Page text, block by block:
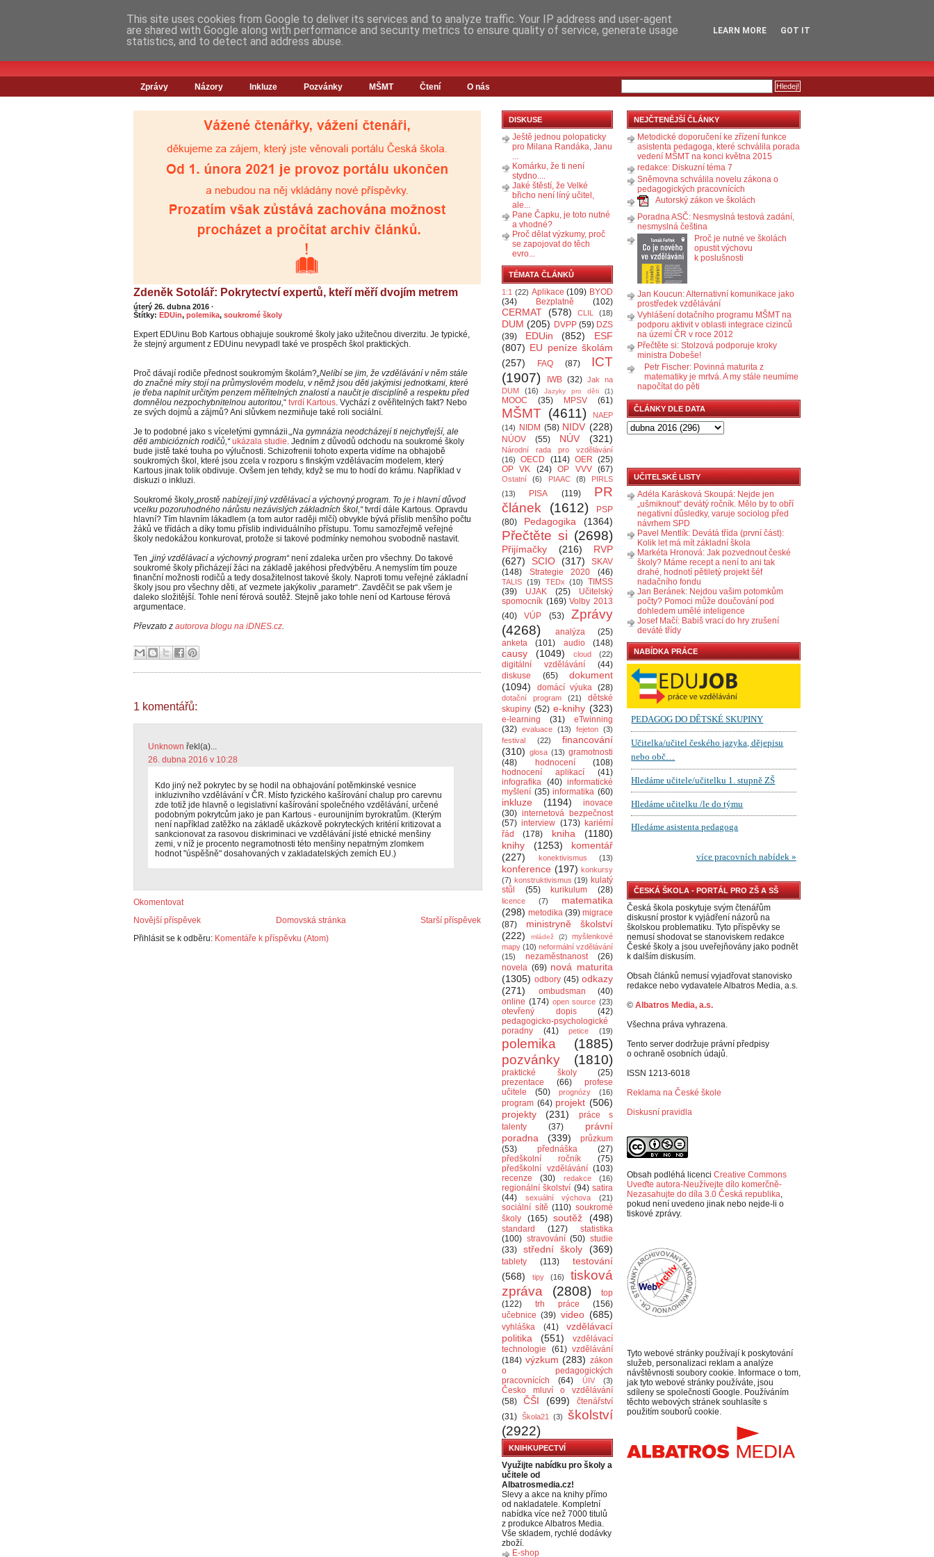
Zprávy Názory Inkluze Pozvánky MŠMT Čtení O nás
Zdeněk Sotolář: Pokrytectví expertů, kteří měří dvojím metrem
úterý 26. dubna 2016 ·
Štítky: EDUin, polemika, soukromé školy
Expert EDUinu Bob Kartous obhajuje soukromé školy jako užitečnou diverzitu. Je typické,
že stejný argument z EDUinu nevypadl také ve prospěch škol praktických.
Proč dávají rodiče přednost soukromým školám?„Nelíbí se jim, že vzdělávání v něm stále
do značné míry stojí na průmyslovém modelu, v němž jsou děti jakýmisi jednotkami, které
je třeba naplnit určitým penzem měřitelných znalostí a naučit je disciplíně a respektu před
domnělou nezpochybnitelnou autoritou,“ tvrdí Kartous. Vychází z ověřitelných fakt? Nebo
ze svých dojmů a zájmů? Ani slůvkem nezmiňuje také roli sociální.
Je to podobné jako s víceletými gymnázii.„Na gymnázia neodcházejí ti nejchytřejší, ale
děti ambiciózních rodičů,“ ukázala studie. Jedním z důvodů odchodu na soukromé školy
bude jistě také touha po výlučnosti. Schizofrenii tohoto experta vidíme na obhajobě
soukromých škol, které jsou zcela v rozporu s finským vzdělávacím modelem, který
Kartous jinak tolik obdivuje. Ovšem jen tehdy, když se mu to hodí do krámu. Například v
diskuzi o inkluzi.
Soukromé školy„prostě nabízejí jiný vzdělávací a výchovný program. To je i hlavní důvod
vcelku pozoruhodného nárůstu nezávislých základních škol,“tvrdí dále Kartous. Opravdu
hlavní? Tím hlavním lákadlem (a tom autor raději mlčí) obvykle bývá příslib menšího počtu
žáků ve třídách a díky tomu příslib individuálního přístupu. Tomu samozřejmě veřejné
školy nedokážou konkurovat, protože si takové podmínky nemohou svobodně nastavit.
Ten „jiný vzdělávací a výchovný program“není zdaleka určen pro všechny. Do takové
soukromé školy přicházejí žáci na základě jakéhosi předvýběru. A nemyslím tím pouze
finanční možnosti rodičů a tedy dosažitelnost takové školy. Naproti tomu veřejné základní
školy jsou pro všechny děti, ať vezmete jakýkoliv „parametr“. Zavděčit se pak všem je
daleko složitější. Tohle není férová soutěž. Stejně jako tohle není od Kartouse férová
argumentace.
Převzato z autorova blogu na iDNES.cz.
1 komentářů:
Unknown řekl(a)...
26. dubna 2016 v 10:28
Kdo jiný než pokrytec by se hodil na obhajování potěmkinské vesnice
inkluzivního vzdělávání v ČR. Místo fyzického kašírování chalup pro carevnu
zde totiž jde hlavně o legislativní kašírování společného vzdělávání, určené
podobným pokrytcům jako je pan Kartous - eurounijním byrokratům. (Kterým
není například zatěžko na základě ukázkově pokryteckých kritérií kritizovat a
sankcionovat za rasovou diskriminaci ve vzdělávání jisté etnické menšiny
zemi, v níž je procento negramotnosti této menšiny nepatrným zlomkem
hodnot "úspěšně" dosahovaných v zakladatelských zemích EU.)
Okomentovat
Novější příspěvek
Starší příspěvek
Domovská stránka
Přihlásit se k odběru: Komentáře k příspěvku (Atom)
DISKUSE
Ještě jednou polopaticky
pro Milana Randáka, Janu
...
Komárku, že ti není
stydno....
Jaké štěstí, že Velké
břicho není líný učitel,
ale...
Pane Čapku, je toto nutné
a vhodné?
Proč dělat výzkumy, proč
se zapojovat do těch
evro...
TÉMATA ČLÁNKŮ
1:1 (22) Aplikace (109) BYOD
(34)
Bezplatně (102)
CERMAT (578) CLIL (18)
DUM (205) DVPP (59) DZS
(39)
EDUin (852)
ESF
(807) EU peníze školám
(257)
FAQ (87)
ICT
(1907)
IWB (32) Jak na
DUM
(16) Jazyky pro děti (1)
MOOC (35) MPSV (61)
MŠMT (4611)
NAEP
(14)
NIDM (58) NIDV (228)
NÚOV (55) NÚV (321)
Národní rada pro vzdělávání
(16)
OECD (114) OER (25)
OP VK
(24) OP VVV (67)
Ostatní (6) PIAAC (8)
PIRLS
(13)
PISA (119)
PR
článek
(1612)
PSP
(80)
Pedagogika (1364)
Přečtěte si (2698)
Přijímačky (216)
RVP
(627)
SCIO (317)
SKAV
(148)
Strategie 2020 (46)
TALIS (19) TEDx (10)
TIMSS
(39)
UJAK (25)
Učitelský
spomocník (169) Volby 2013
(40)
VÚP (53)
Zprávy
(4268)
analýza
(25)
anketa
(101) audio (148)
causy (1049) cloud (22)
digitální vzdělávání
(44)
diskuse
(65)
dokument
(1094)
domácí výuka (28)
dotační program (21)
dětské
skupiny (52) e-knihy (323)
e-learning (31)
eTwinning
(32) evaluace (13) fejeton (3)
festival
(22)
financování
(310) glosa (13) gramotnosti
(48)
hodnocení
(108)
hodnocení aplikací
(41)
infografika (40) informatické
myšlení (35) informatika (60)
inkluze (1194)
inovace
(30) internetová bezpečnost
(57) interview (173) kariérní
řád
(178) kniha
(1180)
knihy
(1253)
komentář
(227)
konektivismus (13)
konference (197) konkursy
(7) konstruktivismus (19) kulatý
stůl
(55) kurikulum (28)
licence (7)
matematika
(298) metodika (39) migrace
(87)
ministryně školství
(222)
mládež (2)
myšlenkové
mapy (10) neformální vzdělávání
(15)
nezaměstnanost
(26)
novela (69) nová maturita
(1305) odbory (45) odkazy
(271)
ombudsman
(40)
online (174) open source (23)
otevřený dopis
(42)
pedagogicko-psychologické
poradny
(41) petice (19)
polemika
(1885)
pozvánky
(1810)
praktické školy
(25)
prezentace
(66)
profese
učitele
(50) prognózy (16)
program (64) projekt (506)
projekty
(231)
práce s
talenty
(37)
právní
poradna
(339)
průzkum
(53)
přednáška
(27)
předškolní ročník
(75)
předškolní vzdělávání (103)
recenze
(30) redakce (16)
regionální školství (94) satira
(44)
sexuální výchova (21)
sociální sítě (110) soukromé
školy
(165) soutěž (498)
standard (127)
statistika
(100) stravování (50) studie
(33)
střední školy (369)
tablety (113)
testování
(568)
tipy (16)
tisková
zpráva
(2808)
top
(122)
trh práce
(156)
učebnice (39) video (685)
vyhláška (41)
vzdělávací
politika
(551)
vzdělávací
technologie
(61) vzdělávání
(184) výzkum (283) zákon
o pedagogických
pracovnících
(64) ÚIV (3)
Česko mluví o vzdělávání
(58)
ČŠI (699)
čtenářství
(31) Škola21 (3)
školství
(2922)
KNIHKUPECTVÍ
Využijte nabídku pro školy a
učitele od
Albatrosmedia.cz!
Slevy a akce na knihy přímo
od nakladatele. Kompletní
nabídka více než 7000 titulů
z produkce Albatros Media.
Vše skladem, rychlé dodávky
zboží.
E-shop
NEJČTENĚJŠÍ ČLÁNKY
Metodické doporučení ke zřízení funkce
asistenta pedagoga, které schválila porada
vedení MŠMT na konci května 2015
redakce: Diskuzní téma 7
Sněmovna schválila novelu zákona o
pedagogických pracovnících
Autorský zákon ve školách
Poradna ASČ: Nesmyslná testová zadání,
nesmyslná čeština
Proč je nutné ve školách
opustit výchovu
k poslušnosti
Jan Koucun: Alternativní komunikace jako
prostředek vzdělávání
Vyhlášení dotačního programu MŠMT na
podporu aktivit v oblasti integrace cizinců
na území ČR v roce 2012
Přečtěte si: Stolzová podporuje kroky
ministra Dobeše!
Petr Fischer: Povinná maturita z
matematiky je mrtvá. A my stále neumíme
napočítat do pěti
ČLÁNKY DLE DATA
UČITELSKÉ LISTY
Adéla Karásková Skoupá: Nejde jen
„ušmiknout“ devátý ročník. Mělo by to obří
negativní důsledky, varuje sociolog před
návrhem SPD
Pavel Mentlík: Devátá třída (první část):
Kolik let má mít základní škola
Markéta Hronová: Jak pozvednout české
školy? Máme recept a není to ani tak
drahé, hodnotí pětiletý projekt šéf
nadačního fondu
Jan Beránek: Nejdou vašim potomkům
počty? Pomoci může doučování pod
dohledem umělé inteligence
Josef Mačí: Babiš vrací do hry zrušení
deváté třídy
NABÍDKA PRÁCE
ČESKÁ ŠKOLA - PORTÁL PRO ZŠ A SŠ
Česká škola poskytuje svým čtenářům
diskusní prostor k vyjádření názorů na
školskou problematiku. Tyto příspěvky se
nemusí shodovat se stanoviskem redakce
České školy a jsou uveřejňovány jako podnět
k dalším diskusím.
Obsah článků nemusí vyjadřovat stanovisko
redakce nebo vydavatele Albatros Media, a.s.
© Albatros Media, a.s.
Všechna práva vyhrazena.
Tento server dodržuje právní předpisy
o ochraně osobních údajů.
ISSN 1213-6018
Reklama na České škole
Diskusní pravidla
Obsah podléhá licenci Creative Commons
Uveďte autora-Neužívejte dílo komerčně-
Nezasahujte do díla 3.0 Česká republika,
pokud není uvedeno jinak nebo nejde-li o
tiskové zprávy.
Tyto webové stránky používají k poskytování
služeb, personalizaci reklam a analýze
návštěvnosti soubory cookie. Informace o tom,
jak tyto webové stránky používáte, jsou
sdíleny se společností Google. Používáním
těchto webových stránek souhlasíte s
použitím souborů cookie.
This site uses cookies from Google to deliver its services and to analyze traffic. Your IP address and user-agent
are shared with Google along with performance and security metrics to ensure quality of service, generate usage
statistics, and to detect and address abuse.
LEARN MORE GOT IT